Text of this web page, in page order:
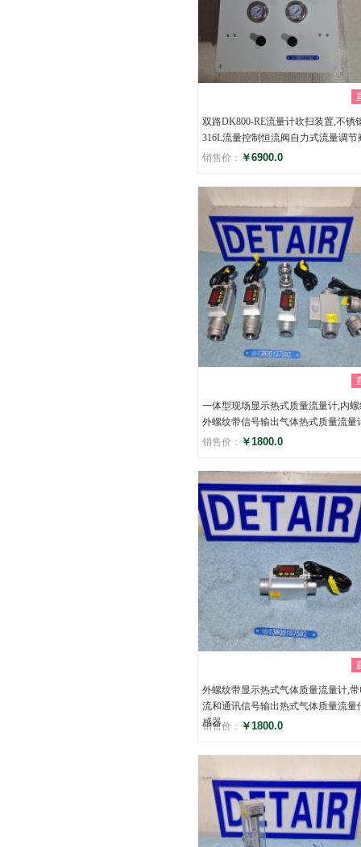
双路DK800-RE流量计吹扫装置,不锈
316L流量控制恒流阀自力式流量调节
销售价： ￥6900.0
评分
一体型现场显示热式质量流量计,内
外螺纹带信号输出气体热式质量流量
销售价： ￥1800.0
评分
()
外螺纹带显示热式气体质量流量计,
流和通讯信号输出热式气体质量流量
感器
销售价： ￥1800.0
评分